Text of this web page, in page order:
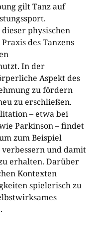
gilt Tanz auf
physischen
des Tanzens
In der
Aspekt des
zu fördern
zu erschließen.
– etwa bei
Parkinson – findet
zum Beispiel
und damit
erhalten. Darüber
Kontexten
spielerisch zu